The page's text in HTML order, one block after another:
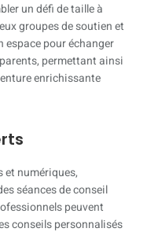
un défi de taille à
groupes de soutien et
pour échanger
permettant ainsi
enrichissante
et numériques,
séances de conseil
peuvent
conseils personnalisés